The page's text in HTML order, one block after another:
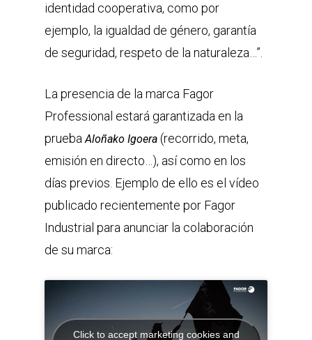
identidad cooperativa, como por
ejemplo, la igualdad de género, garantía
de seguridad, respeto de la naturaleza…”.
La presencia de la marca Fagor
Professional estará garantizada en la
prueba Aloñako Igoera (recorrido, meta,
emisión en directo…), así como en los
días previos. Ejemplo de ello es el vídeo
publicado recientemente por Fagor
Industrial para anunciar la colaboración
de su marca:
Click to accept marketing cookies and